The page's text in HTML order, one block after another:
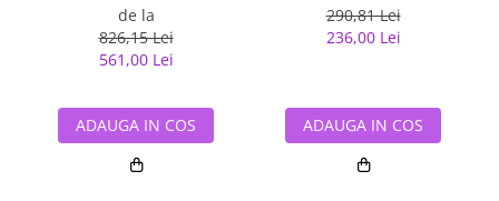
de la
826,15 Lei
561,00 Lei
ADAUGA IN COS
290,81 Lei
236,00 Lei
ADAUGA IN COS